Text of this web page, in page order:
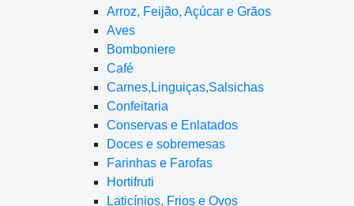
Arroz, Feijão, Açúcar e Grãos
Aves
Bomboniere
Café
Carnes,Linguiças,Salsichas
Confeitaria
Conservas e Enlatados
Doces e sobremesas
Farinhas e Farofas
Hortifruti
Laticínios, Frios e Ovos